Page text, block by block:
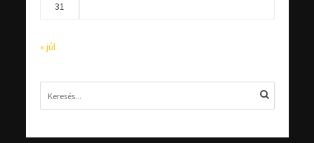
31
« júl